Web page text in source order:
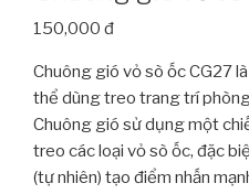
150,000 đ
Chuông gió vỏ sò ốc CG27
thể dùng treo trang trí
Chuông gió sử dụng một
treo các loại vỏ sò ốc, đặc
(tự nhiên) tạo điểm nhấn